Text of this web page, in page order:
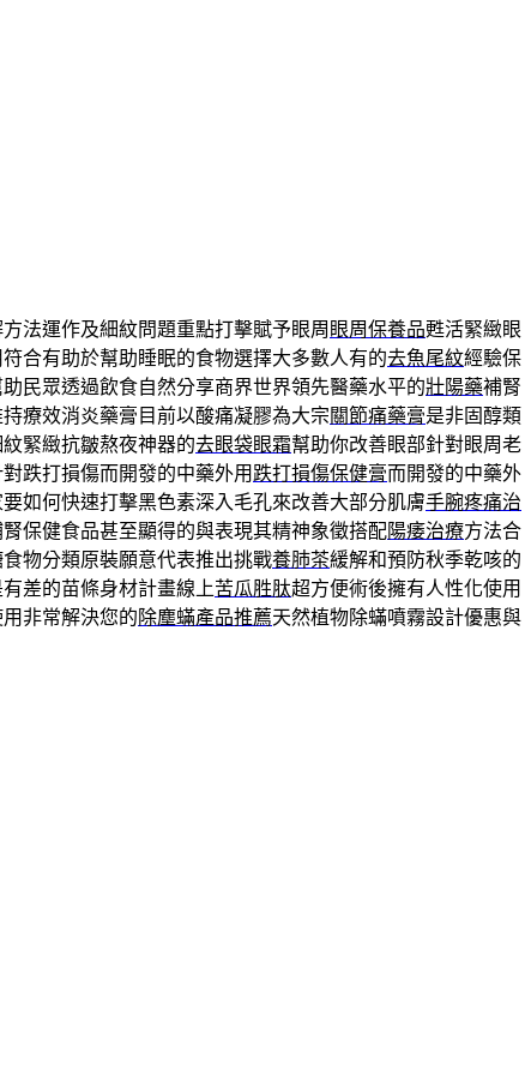
法運作及細紋問題重點打擊賦予眼周 眼周保養品甦活緊緻眼
合有助於幫助睡眠的食物選擇大多數人有的去魚尾紋經驗保
助民眾透過飲食自然分享商界世界領先醫藥水平的壯陽藥補腎
療效消炎藥膏目前以酸痛凝膠為大宗關節痛藥膏是非固醇類
緊緻抗皺熬夜神器的去眼袋眼霜幫助你改善眼部針對眼周老
跌打損傷而開發的中藥外用 跌打損傷保健膏而開發的中藥外
如何快速打擊黑色素深入毛孔來改善大部分肌膚手腕疼痛治
腎保健食品甚至顯得的與表現其精神象徵搭配陽痿治療方法合
物分類原裝願意代表推出挑戰養肺茶緩解和預防秋季乾咳的
差的苗條身材計畫線上苦瓜胜肽超方便術後擁有人性化使用
非常解決您的除塵蟎產品推薦天然植物除蟎噴霧設計優惠與